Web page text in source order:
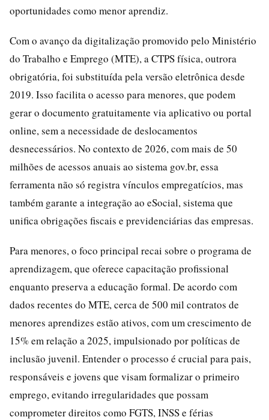
oportunidades como menor aprendiz.
Com o avanço da digitalização promovido pelo Ministério
do Trabalho e Emprego (MTE), a CTPS física, outrora
obrigatória, foi substituída pela versão eletrônica desde
2019. Isso facilita o acesso para menores, que podem
gerar o documento gratuitamente via aplicativo ou portal
online, sem a necessidade de deslocamentos
desnecessários. No contexto de 2026, com mais de 50
milhões de acessos anuais ao sistema gov.br, essa
ferramenta não só registra vínculos empregatícios, mas
também garante a integração ao eSocial, sistema que
unifica obrigações fiscais e previdenciárias das empresas.
Para menores, o foco principal recai sobre o programa de
aprendizagem, que oferece capacitação profissional
enquanto preserva a educação formal. De acordo com
dados recentes do MTE, cerca de 500 mil contratos de
menores aprendizes estão ativos, com um crescimento de
15% em relação a 2025, impulsionado por políticas de
inclusão juvenil. Entender o processo é crucial para pais,
responsáveis e jovens que visam formalizar o primeiro
emprego, evitando irregularidades que possam
comprometer direitos como FGTS, INSS e férias